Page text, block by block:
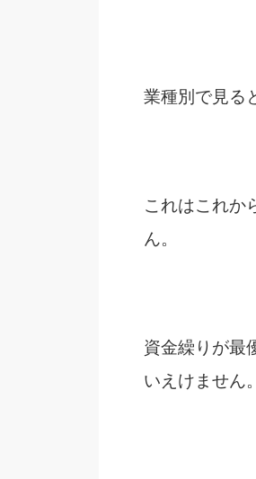
業種別で見る
これはこれか
ん。
資金繰りが最
いえけません。